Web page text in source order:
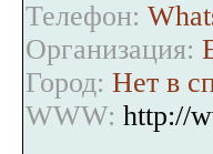
Телефон:
Организация:
Город: Нет в
WWW: http://